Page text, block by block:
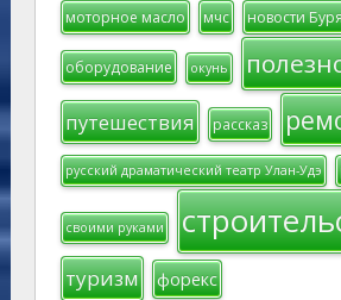
моторное масло мчс новости
оборудование окунь
путешествия рассказ
русский драматический театр Улан-Удэ
своими руками
туризм форекс